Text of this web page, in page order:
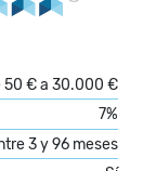
50 € a 30.000 €
7%
3 y 96 meses